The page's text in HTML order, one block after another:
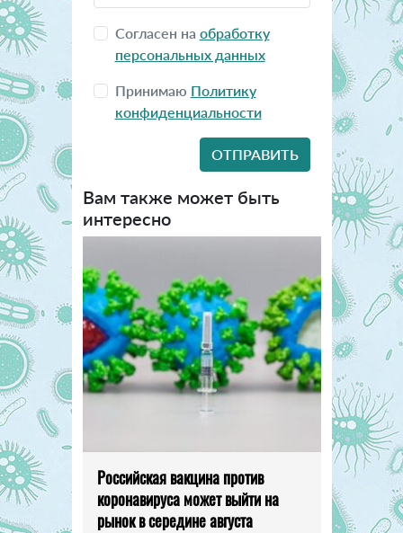
Согласен на обработку
персональных данных
Принимаю Политику
конфиденциальности
Вам также может быть
интересно
Российская вакцина против
коронавируса может выйти на
рынок в середине августа